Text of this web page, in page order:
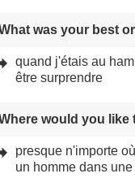
was your best
quand j'étais au
être surprendre
would you like
presque n'importe
un homme dans